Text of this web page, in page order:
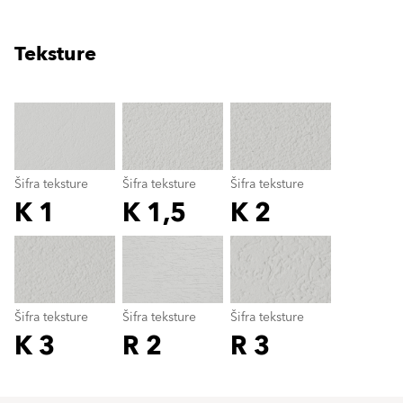
Teksture
Šifra teksture
K 1
Šifra teksture
K 1,5
Šifra teksture
K 2
Šifra teksture
K 3
Šifra teksture
R 2
Šifra teksture
R 3
Šifra teksture
color_name